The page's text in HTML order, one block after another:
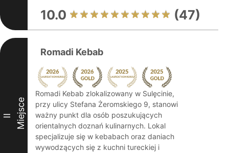
10.0 (47)
II Miejsce
Romadi Kebab
Romadi Kebab zlokalizowany w Sulęcinie,
przy ulicy Stefana Żeromskiego 9, stanowi
ważny punkt dla osób poszukujących
orientalnych doznań kulinarnych. Lokal
specjalizuje się w kebabach oraz daniach
wywodzących się z kuchni tureckiej i